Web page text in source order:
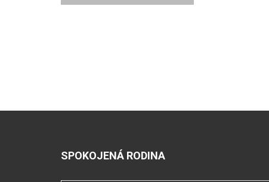
SPOKOJENÁ RODINA